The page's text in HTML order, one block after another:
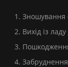
Зношування
Вихід із
Забруднення